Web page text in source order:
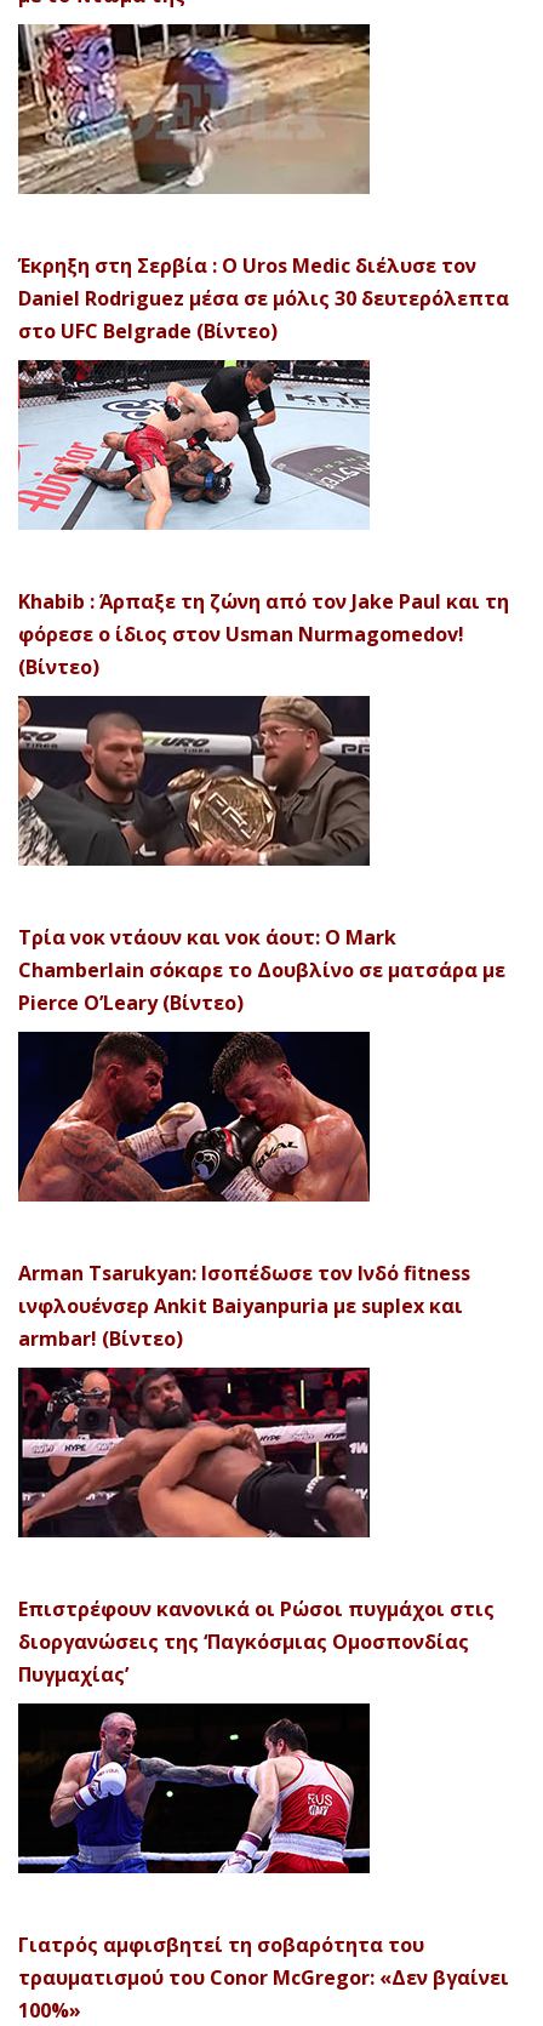
Έκρηξη στη Σερβία : Ο Uros Medic διέλυσε τον
Daniel Rodriguez μέσα σε μόλις 30 δευτερόλεπτα
στο UFC Belgrade (Βίντεο)
Khabib : Άρπαξε τη ζώνη από τον Jake Paul και τη
φόρεσε ο ίδιος στον Usman Nurmagomedov!
(Βίντεο)
Τρία νοκ ντάουν και νοκ άουτ: Ο Mark
Chamberlain σόκαρε το Δουβλίνο σε ματσάρα με
Pierce O’Leary (Βίντεο)
Arman Tsarukyan: Ισοπέδωσε τον Ινδό fitness
ινφλουένσερ Ankit Baiyanpuria με suplex και
armbar! (Βίντεο)
Επιστρέφουν κανονικά οι Ρώσοι πυγμάχοι στις
διοργανώσεις της ‘Παγκόσμιας Ομοσπονδίας
Πυγμαχίας’
Γιατρός αμφισβητεί τη σοβαρότητα του
τραυματισμού του Conor McGregor: «Δεν βγαίνει
100%»